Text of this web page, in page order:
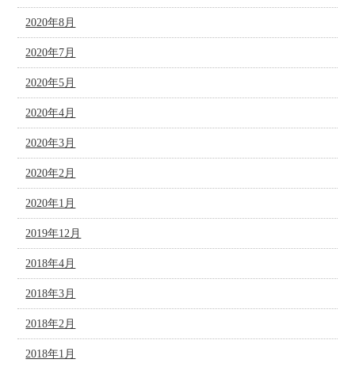
2020年8月
2020年7月
2020年5月
2020年4月
2020年3月
2020年2月
2020年1月
2019年12月
2018年4月
2018年3月
2018年2月
2018年1月